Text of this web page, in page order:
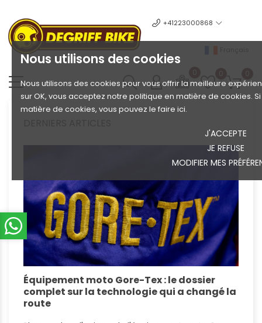
Nous utilisons des cookies
Nous utilisons des cookies pour vous offrir la meilleure
sur OK, vous acceptez notre politique en matière de cookies.
matière de cookies, vous pouvez le faire ici.
J'ACCEPTE
JE REFUSE
MODIFIER MES
+41223000868
Équipement moto Gore-Tex : le dossier
complet sur la technologie qui a changé la
route